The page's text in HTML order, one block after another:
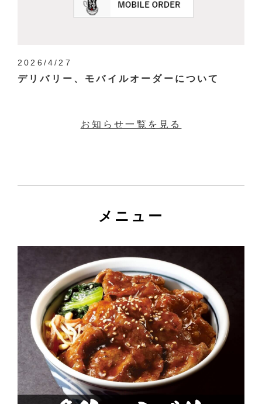
2026/4/27
デリバリー、モバイルオーダーについて
お知らせ一覧を見る
メニュー